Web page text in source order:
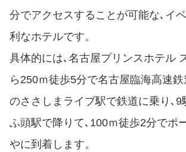
分でアクセスすることが可能な､イ
利なホテルです。
具体的には､名古屋プリンスホテル
ら250ｍ徒歩5分で名古屋臨海高速
のささしまライブ駅で鉄道に乗り､9
ふ頭駅で降りて､100ｍ徒歩2分でポ
やに到着します。